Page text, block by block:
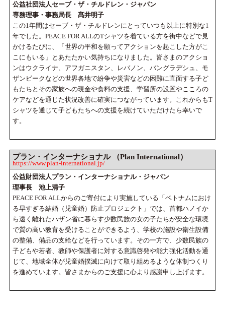
公益社団法人セーブ・ザ・チルドレン・ジャパン
専務理事・事務局長 髙井明子
この1年間はセーブ・ザ・チルドレンにとっていつも以上に特別な1
年でした。PEACE FOR ALLのTシャツを着ている方を街中などで見
かけるたびに、「世界の平和を願ってアクションを起こした方がこ
こにもいる」とあたたかい気持ちになりました。皆さまのアクショ
ンはウクライナ、アフガニスタン、レバノン、バングラデシュ、モ
ザンビークなどの世界各地で紛争や災害などの困難に直面する子ど
もたちとその家族への現金や食料の支援、学習所の設置やこころの
ケアなどを通じた状況改善に確実につながっています。これからもT
シャツを通じて子どもたちへの支援を続けていただけたら幸いで
す。
プラン・インターナショナル （Plan International）
https://www.plan-international.jp/
公益財団法人プラン・インターナショナル・ジャパン
理事長 池上清子
PEACE FOR ALLからのご寄付により実施している「ベトナムにおけ
る早すぎる結婚（児童婚）防止プロジェクト」では、首都ハノイか
ら遠く離れたハザン省に暮らす少数民族の女の子たちが安全な環境
で質の高い教育を受けることができるよう、学校の施設や衛生設備
の整備、備品の支給などを行っています。その一方で、少数民族の
子どもや若者、教師や保護者に対する意識啓発や能力強化活動を通
じて、地域全体が児童婚撲滅に向けて取り組めるような体制つくり
を進めています。皆さまからのご支援に心より感謝申し上げます。